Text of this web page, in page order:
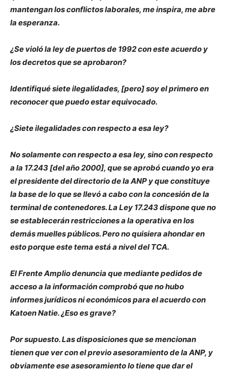
mantengan los conflictos laborales, me inspira, me abre
la esperanza.
¿Se violó la ley de puertos de 1992 con este acuerdo y
los decretos que se aprobaron?
Identifiqué siete ilegalidades, [pero] soy el primero en
reconocer que puedo estar equivocado.
¿Siete ilegalidades con respecto a esa ley?
No solamente con respecto a esa ley, sino con respecto
a la 17.243 [del año 2000], que se aprobó cuando yo era
el presidente del directorio de la ANP y que constituye
la base de lo que se llevó a cabo con la concesión de la
terminal de contenedores. La Ley 17.243 dispone que no
se establecerán restricciones a la operativa en los
demás muelles públicos. Pero no quisiera ahondar en
esto porque este tema está a nivel del TCA.
El Frente Amplio denuncia que mediante pedidos de
acceso a la información comprobó que no hubo
informes jurídicos ni económicos para el acuerdo con
Katoen Natie. ¿Eso es grave?
Por supuesto. Las disposiciones que se mencionan
tienen que ver con el previo asesoramiento de la ANP, y
obviamente ese asesoramiento lo tiene que dar el